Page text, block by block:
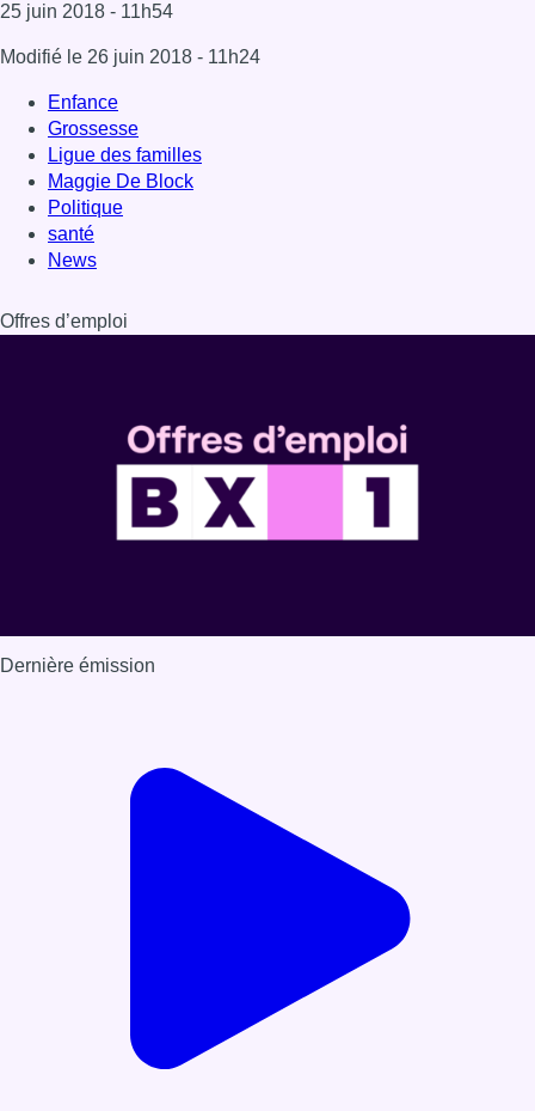
25 juin 2018 - 11h54
Modifié le 26 juin 2018 - 11h24
Enfance
Grossesse
Ligue des familles
Maggie De Block
Politique
santé
News
Offres d’emploi
Dernière émission